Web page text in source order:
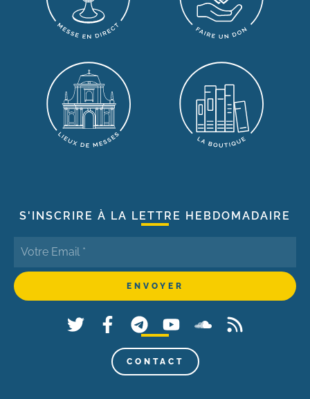
S'INSCRIRE À LA LETTRE HEBDOMADAIRE
CONTACT